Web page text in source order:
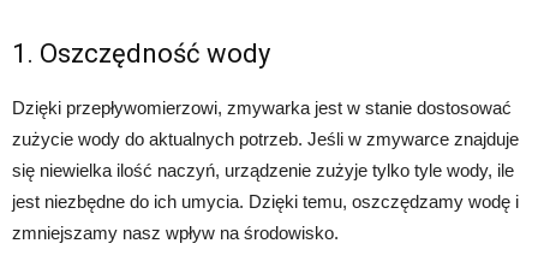
1. Oszczędność wody
Dzięki przepływomierzowi, zmywarka jest w stanie dostosować
zużycie wody do aktualnych potrzeb. Jeśli w zmywarce znajduje
się niewielka ilość naczyń, urządzenie zużyje tylko tyle wody, ile
jest niezbędne do ich umycia. Dzięki temu, oszczędzamy wodę i
zmniejszamy nasz wpływ na środowisko.